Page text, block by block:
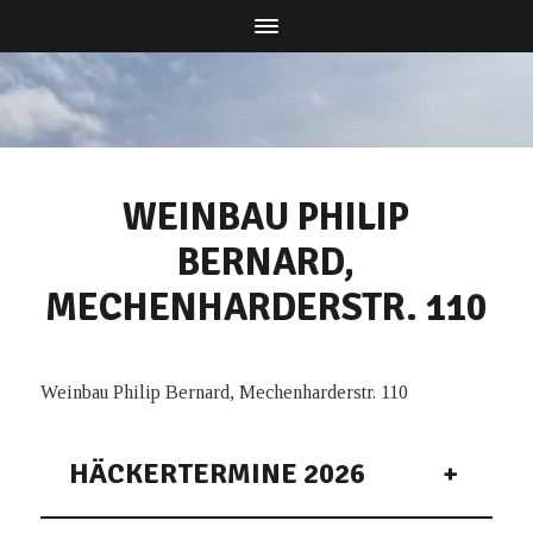
WEINBAU PHILIP
BERNARD,
MECHENHARDERSTR. 110
Weinbau Philip Bernard, Mechenharderstr. 110
HÄCKERTERMINE 2026